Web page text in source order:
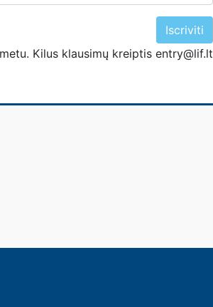
Iscriviti
Kilus klausimų kreiptis entry@lif.lt